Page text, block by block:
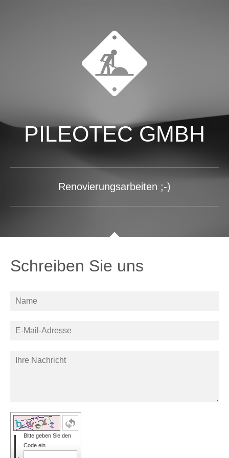
PILEOTEC GMBH
Renovierungsarbeiten ;-)
Schreiben Sie uns
Bitte geben Sie den
Code ein